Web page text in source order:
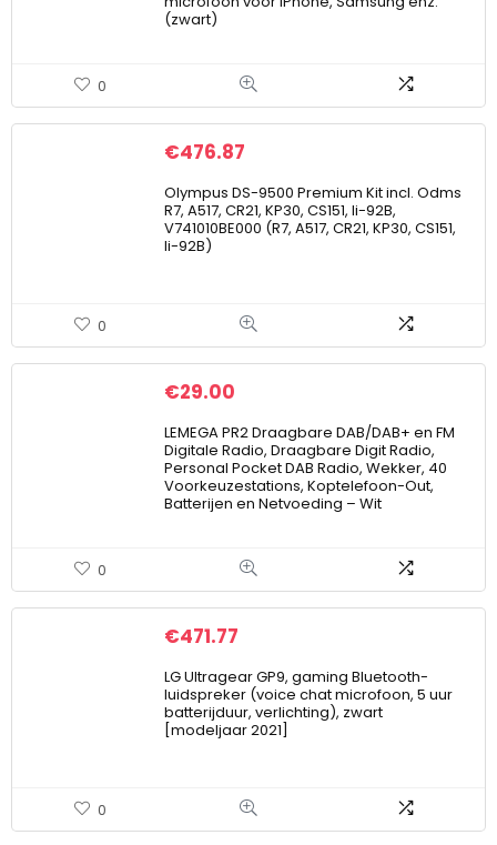
(zwart)
0
€476.87
Olympus DS-9500 Premium Kit incl. Odms
R7, A517, CR21, KP30, CS151, li-92B,
V741010BE000 (R7, A517, CR21, KP30, CS151,
li-92B)
0
€29.00
LEMEGA PR2 Draagbare DAB/DAB+ en FM
Digitale Radio, Draagbare Digit Radio,
Personal Pocket DAB Radio, Wekker, 40
Voorkeuzestations, Koptelefoon-Out,
Batterijen en Netvoeding – Wit
0
€471.77
LG Ultragear GP9, gaming Bluetooth-
luidspreker (voice chat microfoon, 5 uur
batterijduur, verlichting), zwart
[modeljaar 2021]
0